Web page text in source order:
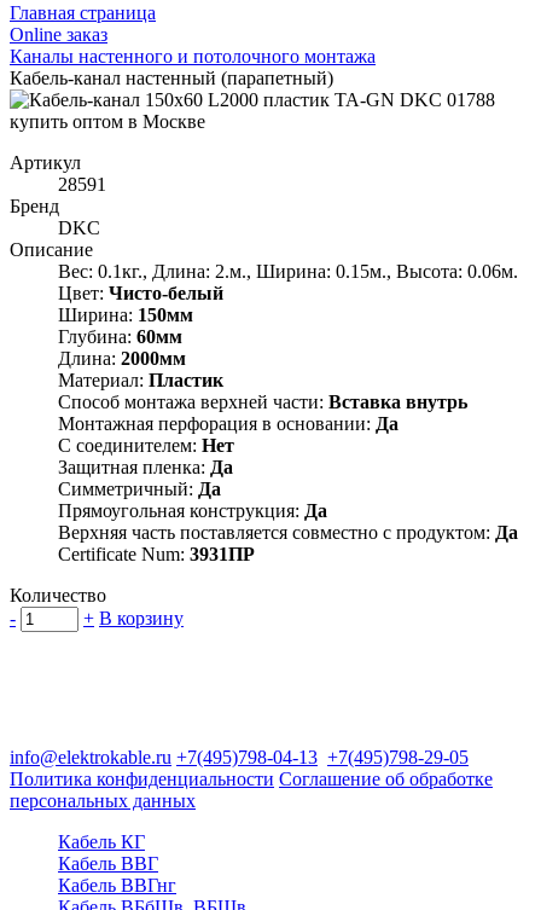
Главная страница
Оnline заказ
Каналы настенного и потолочного монтажа
Кабель-канал настенный (парапетный)
Артикул
28591
Бренд
DKC
Описание
Вес: 0.1кг., Длина: 2.м., Ширина: 0.15м., Высота: 0.06м.
Цвет: Чисто-белый
Ширина: 150мм
Глубина: 60мм
Длина: 2000мм
Материал: Пластик
Способ монтажа верхней части: Вставка внутрь
Монтажная перфорация в основании: Да
С соединителем: Нет
Защитная пленка: Да
Симметричный: Да
Прямоугольная конструкция: Да
Верхняя часть поставляется совместно с продуктом: Да
Certificate Num: 3931ПР
Количество
-
+ В корзину
info@elektrokable.ru +7(495)798-04-13 +7(495)798-29-05
Политика конфиденциальности Соглашение об обработке
персональных данных
Кабель КГ
Кабель ВВГ
Кабель ВВГнг